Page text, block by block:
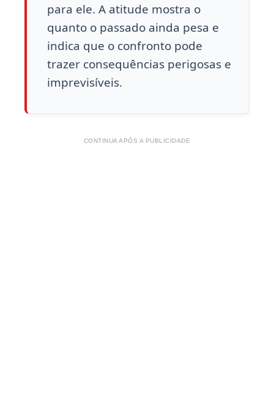
para ele. A atitude mostra o
quanto o passado ainda pesa e
indica que o confronto pode
trazer consequências perigosas e
imprevisíveis.
CONTINUA APÓS A PUBLICIDADE